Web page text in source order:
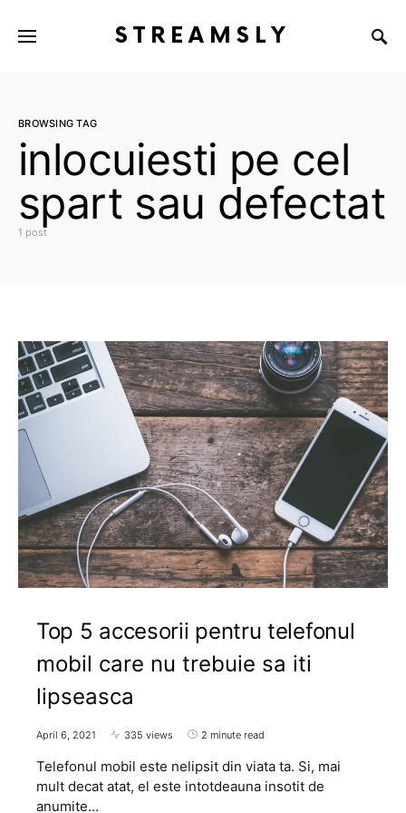
STREAMSLY
BROWSING TAG
inlocuiesti pe cel
spart sau defectat
1 post
Top 5 accesorii pentru telefonul
mobil care nu trebuie sa iti
lipseasca
April 6, 2021 335 views 2 minute read
Telefonul mobil este nelipsit din viata ta. Si, mai
mult decat atat, el este intotdeauna insotit de
anumite…